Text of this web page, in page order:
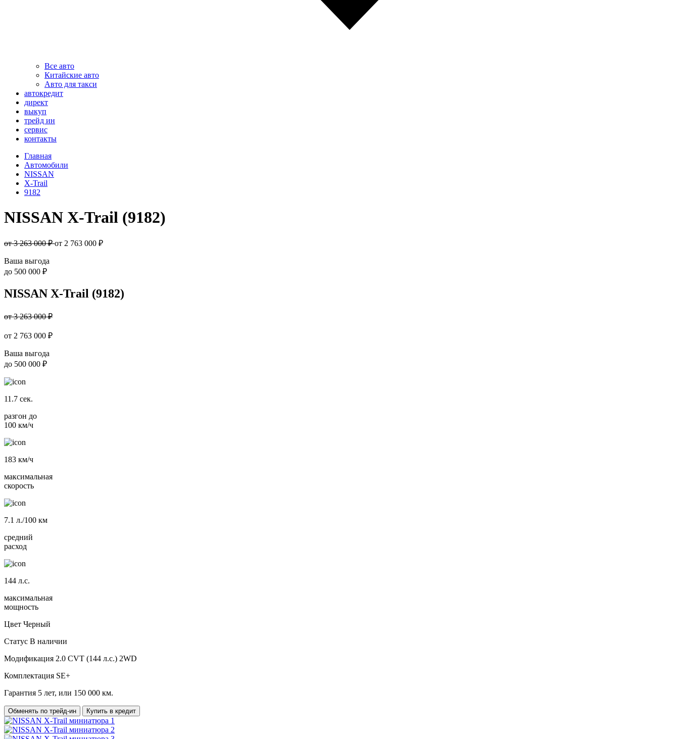
Все авто
Китайские авто
Авто для такси
автокредит
директ
выкуп
трейд ин
сервис
контакты
Главная
Автомобили
NISSAN
X-Trail
9182
NISSAN X-Trail (9182)
от 3 263 000 ₽от 2 763 000 ₽
Ваша выгода
до 500 000 ₽
NISSAN X-Trail (9182)
от 3 263 000 ₽
от 2 763 000 ₽
Ваша выгода
до 500 000 ₽
11.7 сек.
разгон до
100 км/ч
183 км/ч
максимальная
скорость
7.1 л./100 км
средний
расход
144 л.с.
максимальная
мощность
Цвет Черный
Статус В наличии
Модификация 2.0 CVT (144 л.с.) 2WD
Комплектация SE+
Гарантия 5 лет, или 150 000 км.
Обменять по трейд-ин Купить в кредит